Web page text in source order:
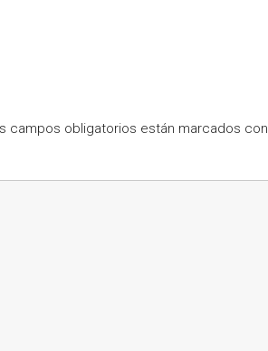
campos obligatorios están marcados con